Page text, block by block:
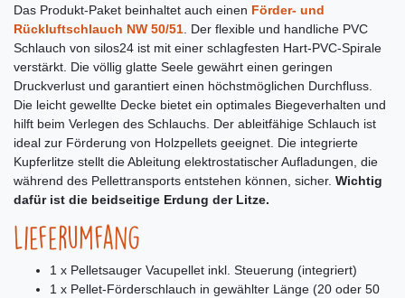
Das Produkt-Paket beinhaltet auch einen Förder- und
Rückluftschlauch NW 50/51. Der flexible und handliche PVC
Schlauch von silos24 ist mit einer schlagfesten Hart-PVC-Spirale
verstärkt. Die völlig glatte Seele gewährt einen geringen
Druckverlust und garantiert einen höchstmöglichen Durchfluss.
Die leicht gewellte Decke bietet ein optimales Biegeverhalten und
hilft beim Verlegen des Schlauchs. Der ableitfähige Schlauch ist
ideal zur Förderung von Holzpellets geeignet. Die integrierte
Kupferlitze stellt die Ableitung elektrostatischer Aufladungen, die
während des Pellettransports entstehen können, sicher. Wichtig
dafür ist die beidseitige Erdung der Litze.
Lieferumfang
1 x Pelletsauger Vacupellet inkl. Steuerung (integriert)
1 x Pellet-Förderschlauch in gewählter Länge (20 oder 50